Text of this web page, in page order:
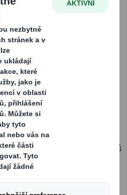
miliardu
obaly
z nejznámějších světových
zboží vedeme boj za
jsme z regálů
než 1 miliardu plastových
včetně děrovaných sáčků
tašek a smršťovacích
nápoji.